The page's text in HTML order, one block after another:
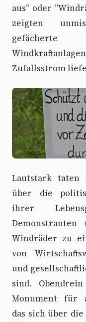
aus” oder
zeigten
gefächerte
Zufallsstrom
Lautstark taten
über die
ihrer
Windräder zu
von
und
sind.
Monument für
das sich über